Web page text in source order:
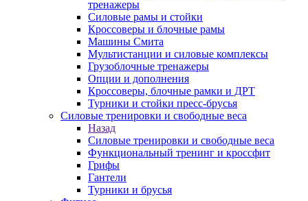
тренажеры
Силовые рамы и стойки
Кроссоверы и блочные рамы
Машины Смита
Мультистанции и силовые комплексы
Грузоблочные тренажеры
Опции и дополнения
Кроссоверы, блочные рамки и ДРТ
Турники и стойки пресс-брусья
Силовые тренировки и свободные веса
Назад
Силовые тренировки и свободные веса
Функциональный тренинг и кроссфит
Грифы
Гантели
Турники и брусья